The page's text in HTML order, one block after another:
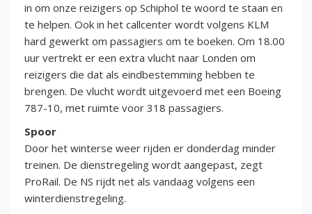
in om onze reizigers op Schiphol te woord te staan en
te helpen. Ook in het callcenter wordt volgens KLM
hard gewerkt om passagiers om te boeken. Om 18.00
uur vertrekt er een extra vlucht naar Londen om
reizigers die dat als eindbestemming hebben te
brengen. De vlucht wordt uitgevoerd met een Boeing
787-10, met ruimte voor 318 passagiers.
Spoor
Door het winterse weer rijden er donderdag minder
treinen. De dienstregeling wordt aangepast, zegt
ProRail. De NS rijdt net als vandaag volgens een
winterdienstregeling.